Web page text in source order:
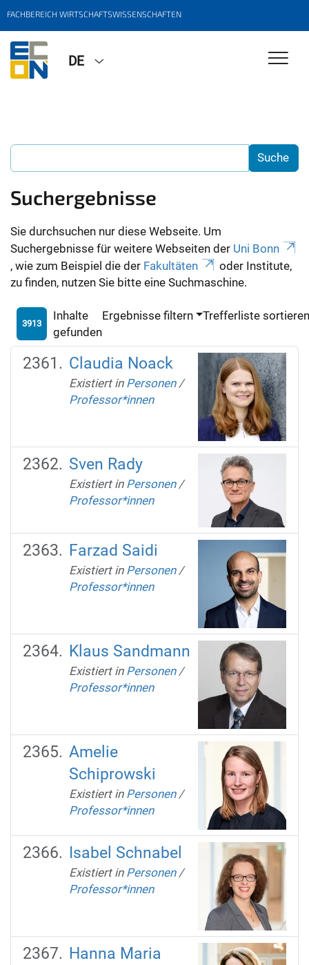
FACHBEREICH WIRTSCHAFTSWISSENSCHAFTEN
DE
Suchergebnisse
Sie durchsuchen nur diese Webseite. Um
Suchergebnisse für weitere Webseiten der Uni Bonn
, wie zum Beispiel die der Fakultäten
oder Institute,
zu finden, nutzen Sie bitte eine Suchmaschine.
3913
Inhalte
gefunden
Ergebnisse filtern Trefferliste
Claudia Noack
Existiert in Personen /
Professor*innen
Sven Rady
Existiert in Personen /
Professor*innen
Farzad Saidi
Existiert in Personen /
Professor*innen
Klaus Sandmann
Existiert in Personen /
Professor*innen
Amelie
Schiprowski
Existiert in Personen /
Professor*innen
Isabel Schnabel
Existiert in Personen /
Professor*innen
Hanna Maria